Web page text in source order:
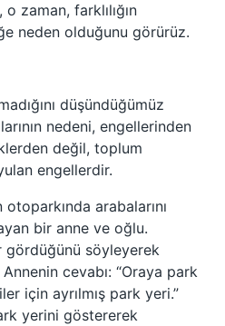
o zaman, farklılığın
neden olduğunu görürüz.
düşündüğümüz
nedeni, engellerinden
değil, toplum
engellerdir.
arabalarını
bir anne ve oğlu.
gördüğünü söyleyerek
cevabı: “Oraya park
için ayrılmış park yeri.”
yerini göstererek